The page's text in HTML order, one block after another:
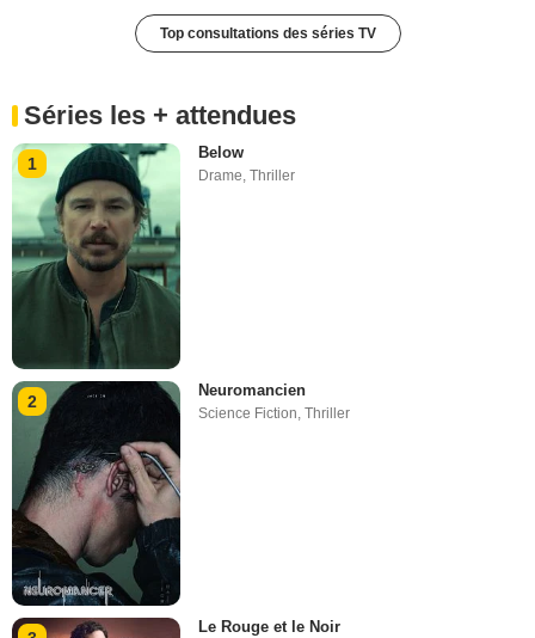
Top consultations des séries TV
Séries les + attendues
1
Below
Drame,Thriller
2
Neuromancien
Science Fiction ,Thriller
Le Rouge et le Noir